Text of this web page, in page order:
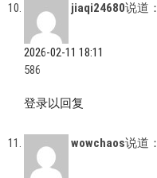
jiaqi24680说道：
2026-02-11 18:11
586
登录以回复
wowchaos说道：